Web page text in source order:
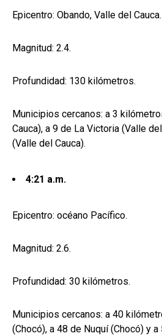
Epicentro: Obando, Valle del Cauca.
Magnitud: 2.4.
Profundidad: 130 kilómetros.
Municipios cercanos: a 3
Cauca), a 9 de La Victoria (Valle
(Valle del Cauca).
4:21 a.m.
Epicentro: océano Pacífico.
Magnitud: 2.6.
Profundidad: 30 kilómetros.
Municipios cercanos: a 40
(Chocó), a 48 de Nuquí (Chocó) y